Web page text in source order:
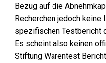
Bezug auf die
Recherchen jedoch keine
spezifischen Testbericht
Es scheint also keinen
Stiftung Warentest